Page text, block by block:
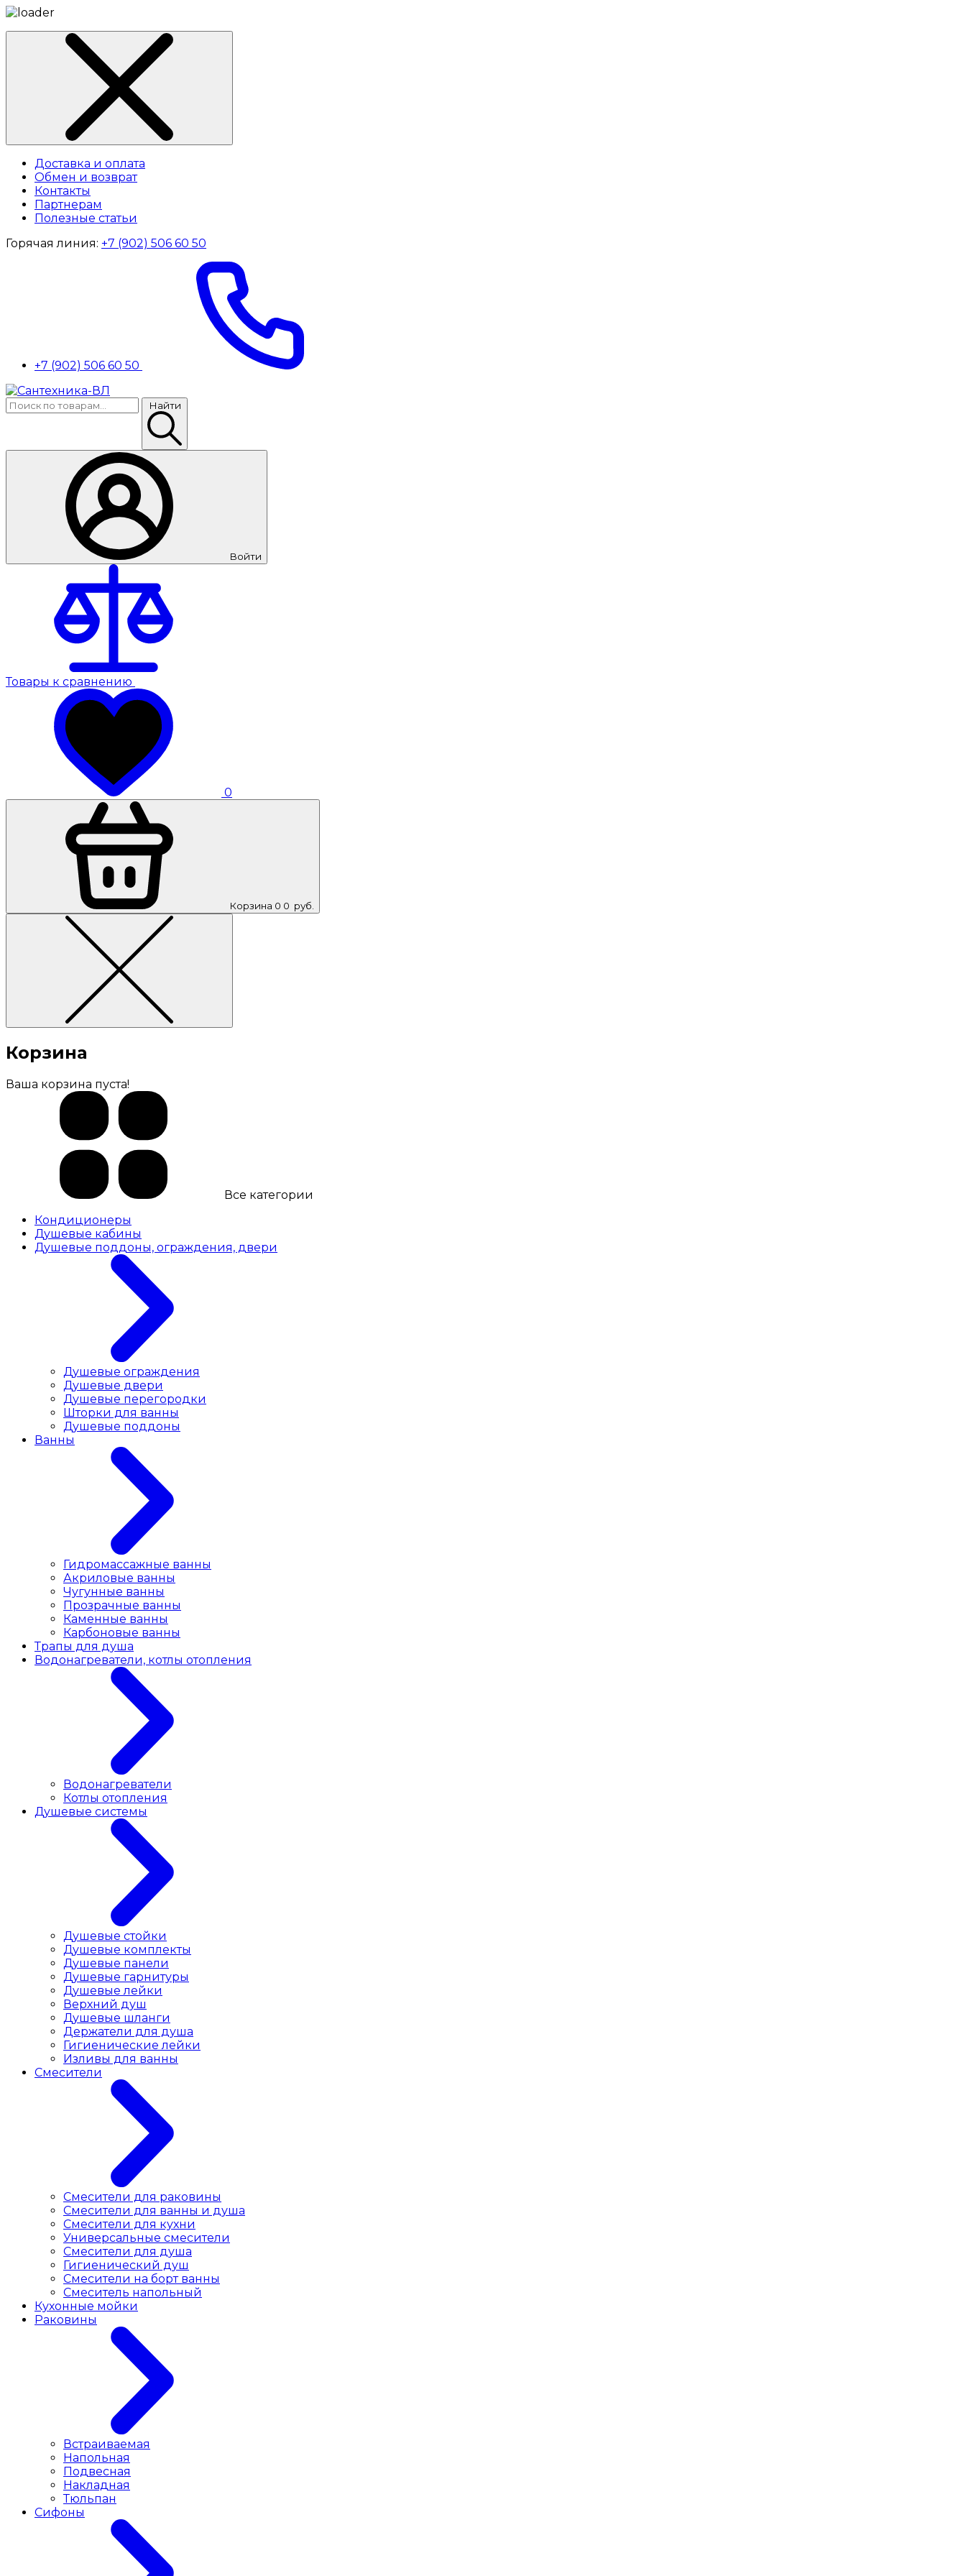
Доставка и оплата
Обмен и возврат
Контакты
Партнерам
Полезные статьи
Горячая линия: +7 (902) 506 60 50
+7 (902) 506 60 50
Найти
Войти
Товары к сравнению
0
Корзина 0 0 руб.
Корзина
Ваша корзина пуста!
Все категории
Кондиционеры
Душевые кабины
Душевые поддоны, ограждения, двери
Душевые ограждения
Душевые двери
Душевые перегородки
Шторки для ванны
Душевые поддоны
Ванны
Гидромассажные ванны
Акриловые ванны
Чугунные ванны
Прозрачные ванны
Каменные ванны
Карбоновые ванны
Трапы для душа
Водонагреватели, котлы отопления
Водонагреватели
Котлы отопления
Душевые системы
Душевые стойки
Душевые комплекты
Душевые панели
Душевые гарнитуры
Душевые лейки
Верхний душ
Душевые шланги
Держатели для душа
Гигиенические лейки
Изливы для ванны
Смесители
Смесители для раковины
Cмесители для ванны и душа
Смесители для кухни
Универсальные смесители
Смесители для душа
Гигиенический душ
Смесители на борт ванны
Смеситель напольный
Кухонные мойки
Раковины
Встраиваемая
Напольная
Подвесная
Накладная
Тюльпан
Сифоны